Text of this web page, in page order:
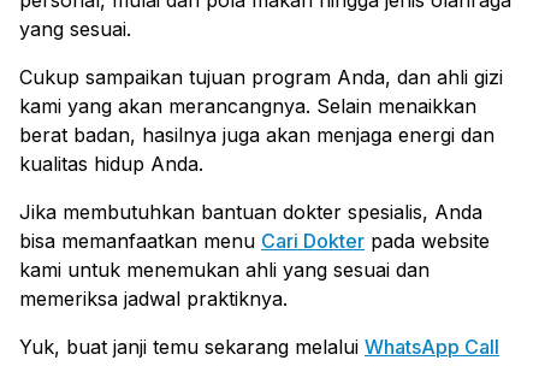
yang sesuai.
Cukup sampaikan tujuan program Anda, dan ahli gizi
kami yang akan merancangnya. Selain menaikkan
berat badan, hasilnya juga akan menjaga energi dan
kualitas hidup Anda.
Jika membutuhkan bantuan dokter spesialis, Anda
bisa memanfaatkan menu Cari Dokter pada website
kami untuk menemukan ahli yang sesuai dan
memeriksa jadwal praktiknya.
Yuk, buat janji temu sekarang melalui WhatsApp Call